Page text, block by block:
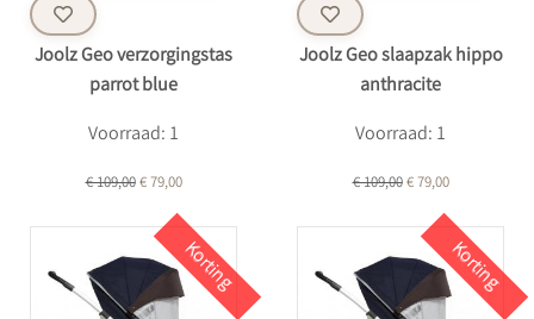
Joolz Geo verzorgingstas
parrot blue
Voorraad: 1
€ 109,00€ 79,00
Joolz Geo slaapzak hippo
anthracite
Voorraad: 1
€ 109,00€ 79,00
Korting Korting